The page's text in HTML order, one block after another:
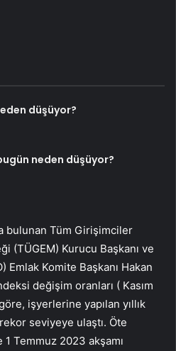
düşüyor?
neden düşüyor?
bulunan Tüm Girişimciler
(TÜGEM) Kurucu Başkanı ve
Emlak Komite Başkanı Hakan
değişim oranları ( Kasım
işyerlerine yapılan yıllık
seviyeye ulaştı. Öte
Temmuz 2023 akşamı